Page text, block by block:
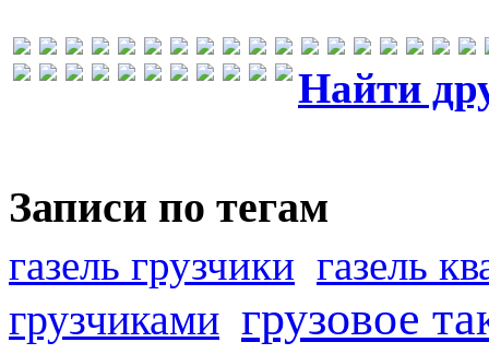
Найти
Записи по тегам
газель грузчики газель
грузчиками грузовое